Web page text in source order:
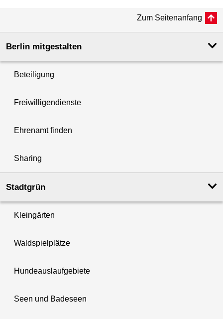
Zum Seitenanfang
Berlin mitgestalten
Beteiligung
Freiwilligendienste
Ehrenamt finden
Sharing
Stadtgrün
Kleingärten
Waldspielplätze
Hundeauslaufgebiete
Seen und Badeseen